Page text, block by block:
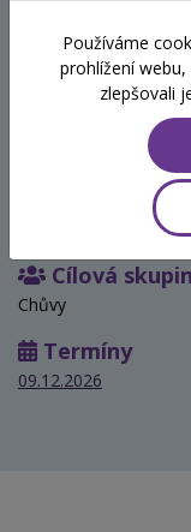
Rozvoj
Hodinová
4 vyučovací hodiny
Cílová
Chůvy
Termíny
09.12.2026
Používáme
prohlížení
zlepšovali